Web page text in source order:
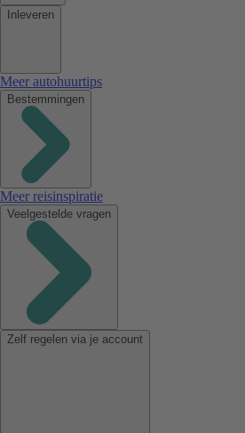
Inleveren
Meer autohuurtips
Bestemmingen
Meer reisinspiratie
Veelgestelde vragen
Zelf regelen via je account